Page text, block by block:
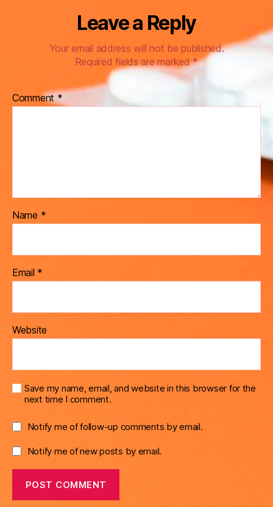
Leave a Reply
Your email address will not be published.
Required fields are marked*
Comment*
Name *
Email *
Website
Save my name, email, and website in this browser for the
next time I comment.
Notify me of follow-up comments by email.
Notify me of new posts by email.